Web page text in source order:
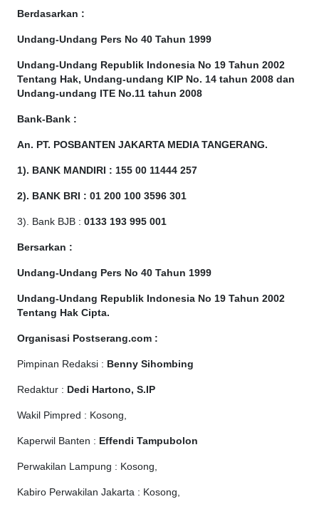
Berdasarkan :
Undang-Undang Pers No 40 Tahun 1999
Undang-Undang Republik Indonesia No 19 Tahun 2002
Tentang Hak, Undang-undang KIP No. 14 tahun 2008 dan
Undang-undang ITE No.11 tahun 2008
Bank-Bank :
An. PT. POSBANTEN JAKARTA MEDIA TANGERANG.
1). BANK MANDIRI : 155 00 11444 257
2). BANK BRI : 01 200 100 3596 301
3). Bank BJB : 0133 193 995 001
Bersarkan :
Undang-Undang Pers No 40 Tahun 1999
Undang-Undang Republik Indonesia No 19 Tahun 2002
Tentang Hak Cipta.
Organisasi Postserang.com :
Pimpinan Redaksi : Benny Sihombing
Redaktur : Dedi Hartono, S.IP
Wakil Pimpred : Kosong,
Kaperwil Banten : Effendi Tampubolon
Perwakilan Lampung : Kosong,
Kabiro Perwakilan Jakarta : Kosong,